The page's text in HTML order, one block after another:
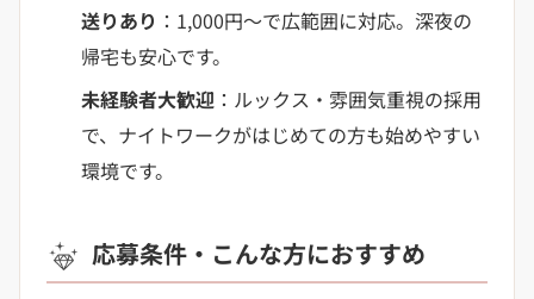
送りあり ：1,000円〜で広範囲に対応。深夜の
帰宅も安心です。
未経験者大歓迎 ：ルックス・雰囲気重視の採用
で、ナイトワークがはじめての方も始めやすい
環境です。
応募条件・こんな方におすすめ